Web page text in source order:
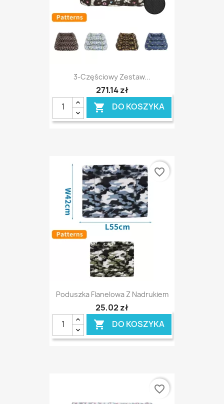
3-Częściowy Zestaw...
271,14 zł
 DO KOSZYKA
Poduszka Flanelowa Z Nadrukiem
25,02 zł
 DO KOSZYKA
favorite_border
favorite_border